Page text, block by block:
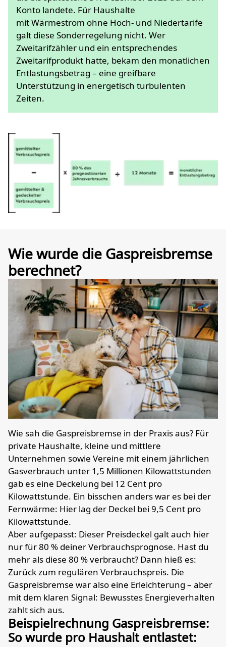
Konto landete. Für Haushalte
mit Wärmestrom ohne Hoch- und Niedertarife
galt diese Sonderregelung nicht. Wer
Zweitarifzähler und ein entsprechendes
Zweitarifprodukt hatte, bekam den monatlichen
Entlastungsbetrag – eine greifbare
Unterstützung in energetisch turbulenten
Zeiten.
Wie wurde die Gaspreisbremse
berechnet?
Wie sah die Gaspreisbremse in der Praxis aus? Für
private Haushalte, kleine und mittlere
Unternehmen sowie Vereine mit einem jährlichen
Gasverbrauch unter 1,5 Millionen Kilowattstunden
gab es eine Deckelung bei 12 Cent pro
Kilowattstunde. Ein bisschen anders war es bei der
Fernwärme: Hier lag der Deckel bei 9,5 Cent pro
Kilowattstunde.
Aber aufgepasst: Dieser Preisdeckel galt auch hier
nur für 80 % deiner Verbrauchsprognose. Hast du
mehr als diese 80 % verbraucht? Dann hieß es:
Zurück zum regulären Verbrauchspreis. Die
Gaspreisbremse war also eine Erleichterung – aber
mit dem klaren Signal: Bewusstes Energieverhalten
zahlt sich aus.
Beispielrechnung Gaspreisbremse:
So wurde pro Haushalt entlastet: